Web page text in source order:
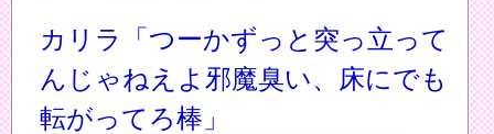
カリラ「つーかずっと突っ立って
んじゃねえよ邪魔臭い、床にでも
転がってろ棒」